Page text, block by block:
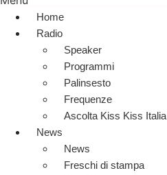
Home
Radio
Speaker
Programmi
Palinsesto
Frequenze
Ascolta Kiss Kiss Italia
News
News
Freschi di stampa